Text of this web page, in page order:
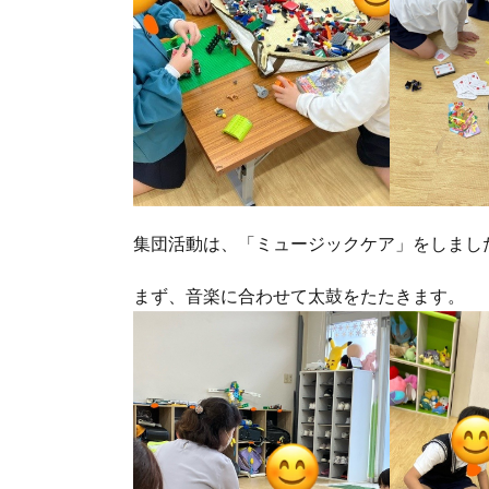
集団活動は、「ミュージックケア」をしまし
まず、音楽に合わせて太鼓をたたきます。